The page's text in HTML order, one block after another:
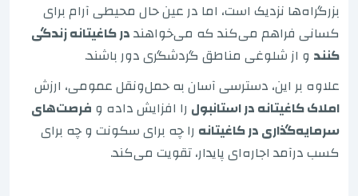
بزرگراه‌ها نزدیک است، اما در عین حال محیطی آرام برای
کسانی فراهم می‌کند که می‌خواهنددر کاغیتانه زندگی
کنند و از شلوغی مناطق گردشگری دور باشند.
علاوه بر این، دسترسی آسان به حمل‌ونقل عمومی، ارزش
املاک کاغیتانه در استانبول را افزایش داده و فرصت‌های
سرمایه‌گذاری در کاغیتانه را چه برای سکونت و چه برای
کسب درآمد اجاره‌ای پایدار، تقویت می‌کند.